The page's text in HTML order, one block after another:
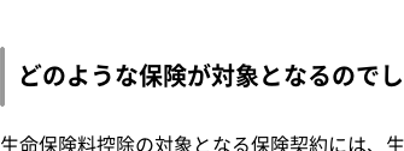
どのような保険が対象となるので
生命保険料控除の対象となる保険契約には、